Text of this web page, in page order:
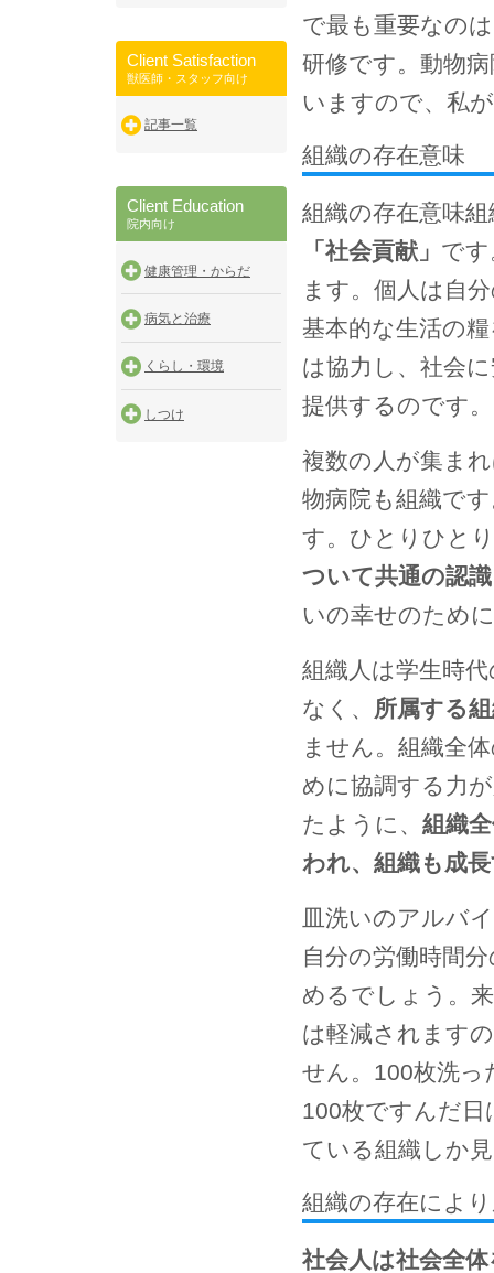
Client Satisfaction
獣医師・スタッフ向け
記事一覧
Client Education
院内向け
健康管理・からだ
病気と治療
くらし・環境
しつけ
で最も重要なのは
研修です。動物
いますので、私
組織の存在意味
組織の存在意味
「社会貢献」 で
ます。個人は自
基本的な生活の
は協力し、社会
提供するのです。
複数の人が集ま
物病院も組織で
す。ひとりひと
ついて共通の認
いの幸せのため
組織人は学生時
なく、 所属する
ません。組織全
めに協調する力
たように、 組織
われ、組織も成
皿洗いのアルバ
自分の労働時間
めるでしょう。
は軽減されます
せん。100枚洗っ
100枚ですんだ
ている組織しか
組織の存在によ
社会人は社会全